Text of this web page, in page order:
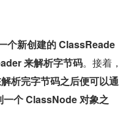
个新创建的 ClassReade
来解析字节码。接着，
析完字节码之后便可以通
个 ClassNode 对象之